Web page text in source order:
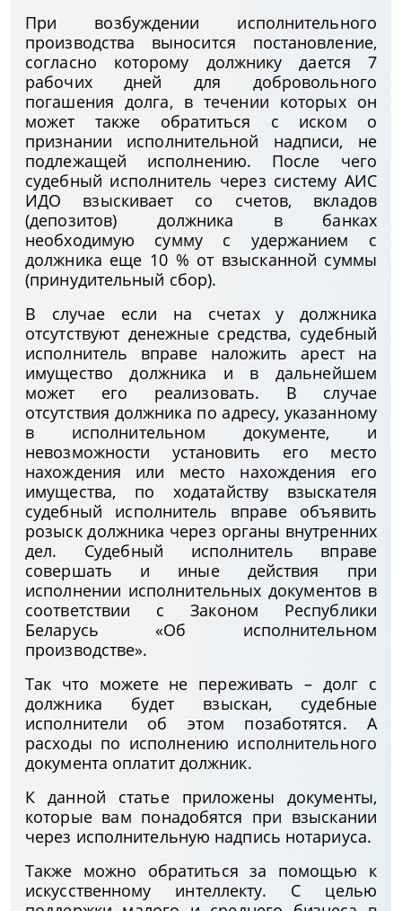
При возбуждении исполнительного
производства выносится постановление,
согласно которому должнику дается 7
рабочих дней для добровольного
погашения долга, в течении которых он
может также обратиться с иском о
признании исполнительной надписи, не
подлежащей исполнению. После чего
судебный исполнитель через систему АИС
ИДО взыскивает со счетов, вкладов
(депозитов) должника в банках
необходимую сумму с удержанием с
должника еще 10 % от взысканной суммы
(принудительный сбор).
В случае если на счетах у должника
отсутствуют денежные средства, судебный
исполнитель вправе наложить арест на
имущество должника и в дальнейшем
может его реализовать. В случае
отсутствия должника по адресу, указанному
в исполнительном документе, и
невозможности установить его место
нахождения или место нахождения его
имущества, по ходатайству взыскателя
судебный исполнитель вправе объявить
розыск должника через органы внутренних
дел. Судебный исполнитель вправе
совершать и иные действия при
исполнении исполнительных документов в
соответствии с Законом Республики
Беларусь «Об исполнительном
производстве».
Так что можете не переживать – долг с
должника будет взыскан, судебные
исполнители об этом позаботятся. А
расходы по исполнению исполнительного
документа оплатит должник.
К данной статье приложены документы,
которые вам понадобятся при взыскании
через исполнительную надпись нотариуса.
Также можно обратиться за помощью к
искусственному интеллекту. С целью